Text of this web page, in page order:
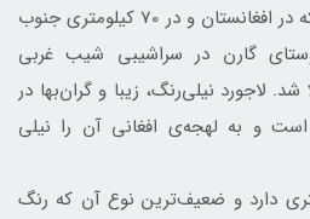
کشف معدن لاجورد سرسنگ كه در افغانستان و در 70 کیلومتری جنوب
روستای گارن در سراشیبی شیب غربی
شد. لاجورد نیلی‌رنگ، زیبا و گران‌بها در
و به لهجه‌ی افغانی آن را نیلی
دارد و ضعیف‌ترین نوع آن که رنگ